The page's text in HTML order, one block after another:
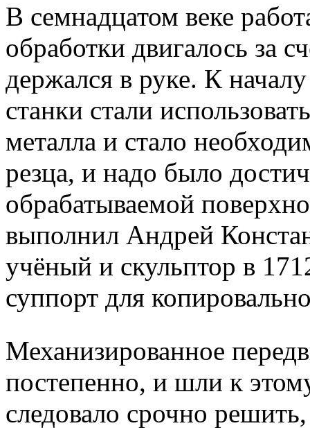
В семнадцатом веке
обработки двигалось за
держался в руке. К
станки стали
металла и стало
резца, и надо было
обрабатываемой
выполнил Андрей
учёный и скульптор в
суппорт для
Механизированное
постепенно, и шли к
следовало срочно